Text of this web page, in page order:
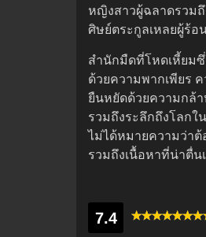
หญิงสาวผู้ฉลาดรวม
ศิษย์ตระกูลเหลยผู้ร้
สำนักมืดที่โหดเหี้ยม
ด้วยความพากเพียร
ยืนหยัดด้วยความกล้
รวมถึงระลึกถึงโลก
ไม่ได้หมายความว่า
รวมถึงเนื้อหาที่น่าตื่น
7.4